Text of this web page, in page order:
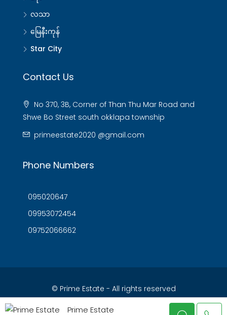
လသာ
မြေနီးကုန်
Star City
Contact Us
No 370, 3B, Corner of Than Thu Mar Road and
Shwe Bo Street south okklapa township
primeestate2020 @gmail.com
Phone Numbers
095020647
09953072454
09752066662
© Prime Estate - All rights reserved
Prime Estate